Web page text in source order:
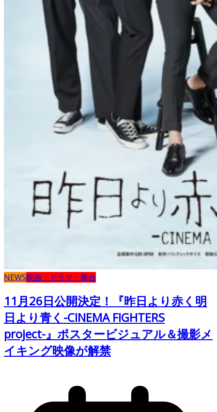
NEWS映画・ドラマ・舞台
11月26日公開決定！『昨日より赤く明
日より青く-CINEMA FIGHTERS
project-』ポスタービジュアル＆撮影メ
イキング映像が解禁